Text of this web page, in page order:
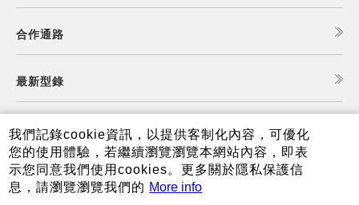
合作通路
最新型錄
食譜查詢
夏普可購樂線上商城
我們記錄cookie資訊，以提供客制化內容，可優化
您的使用體驗，若繼續瀏覽瀏覽本網站內容，即表
示您同意我們使用cookies。更多關於隱私保護信
息，請瀏覽瀏覽我們的 More info